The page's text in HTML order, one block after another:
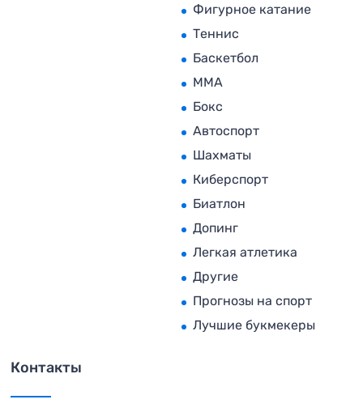
Фигурное катание
Теннис
Баскетбол
MMA
Бокс
Автоспорт
Шахматы
Киберспорт
Биатлон
Допинг
Легкая атлетика
Другие
Прогнозы на спорт
Лучшие букмекеры
Контакты